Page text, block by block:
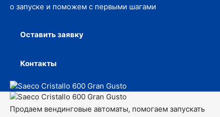
о запуске и поможем с первыми шагами
Оставить заявку
Контакты
Продаем вендинговые автоматы, помогаем запускать